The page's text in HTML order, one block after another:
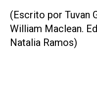
(Escrito por Tuvan
William Maclean.
Natalia Ramos)